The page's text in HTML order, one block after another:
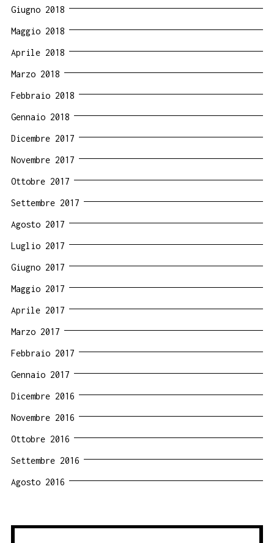
Giugno 2018
Maggio 2018
Aprile 2018
Marzo 2018
Febbraio 2018
Gennaio 2018
Dicembre 2017
Novembre 2017
Ottobre 2017
Settembre 2017
Agosto 2017
Luglio 2017
Giugno 2017
Maggio 2017
Aprile 2017
Marzo 2017
Febbraio 2017
Gennaio 2017
Dicembre 2016
Novembre 2016
Ottobre 2016
Settembre 2016
Agosto 2016